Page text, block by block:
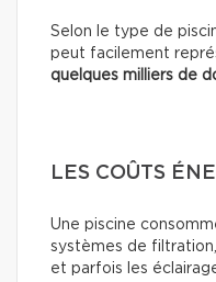
Selon le type de
peut facilement
quelques milliers de
LES COÛTS
Une piscine
systèmes de
et parfois les